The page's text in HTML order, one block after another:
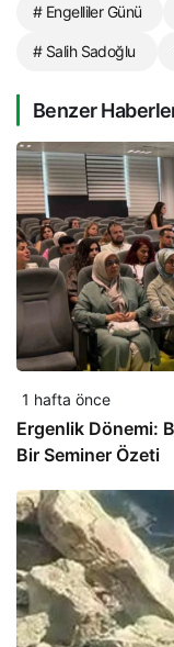
# Engelliler Günü
# Salih Sadoğlu
Benzer
1 hafta önce
Ergenlik Dönemi:
Bir Seminer Özeti